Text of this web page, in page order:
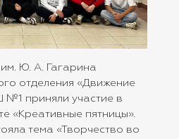
Ю. А. Гагарина
отделения «Движение
приняли участие в
«Креативные пятницы».
тема «Творчество во